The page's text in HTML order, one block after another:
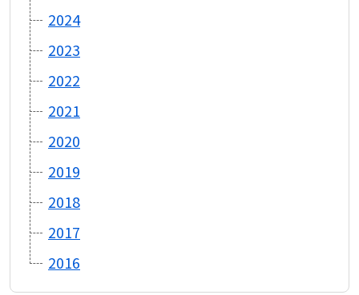
2024
2023
2022
2021
2020
2019
2018
2017
2016